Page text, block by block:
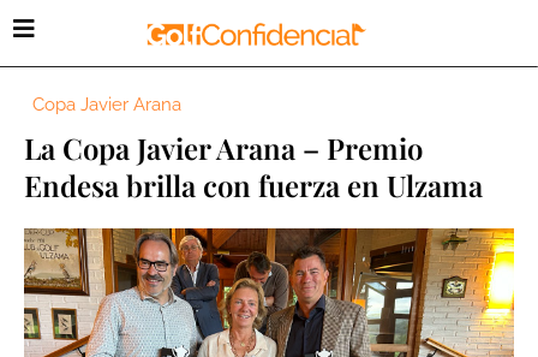
Copa Javier Arana
La Copa Javier Arana – Premio
Endesa brilla con fuerza en Ulzama